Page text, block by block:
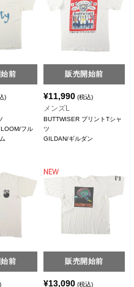
前
)
フル
販売開始前
¥11,990 (税込)
メンズL
BUTTWISER プリントTシャ
ツ
GILDAN/ギルダン
前 販売開始前
¥13,090 (税込)